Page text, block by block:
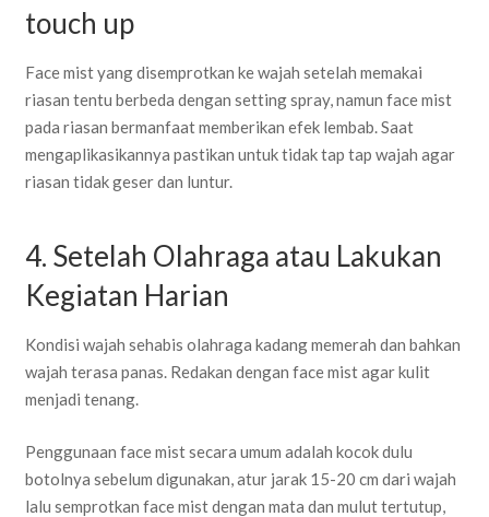
touch up
Face mist yang disemprotkan ke wajah setelah memakai
riasan tentu berbeda dengan setting spray, namun face mist
pada riasan bermanfaat memberikan efek lembab. Saat
mengaplikasikannya pastikan untuk tidak tap tap wajah agar
riasan tidak geser dan luntur.
4. Setelah Olahraga atau Lakukan
Kegiatan Harian
Kondisi wajah sehabis olahraga kadang memerah dan bahkan
wajah terasa panas. Redakan dengan face mist agar kulit
menjadi tenang.
Penggunaan face mist secara umum adalah kocok dulu
botolnya sebelum digunakan, atur jarak 15-20 cm dari wajah
lalu semprotkan face mist dengan mata dan mulut tertutup,